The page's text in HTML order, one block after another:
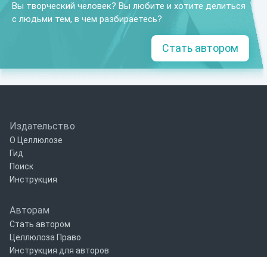
Вы творческий человек? Вы любите и хотите делиться
с людьми тем, в чем разбираетесь?
Стать автором
Издательство
О Целлюлозе
Гид
Поиск
Инструкция
Авторам
Стать автором
Целлюлоза Право
Инструкция для авторов